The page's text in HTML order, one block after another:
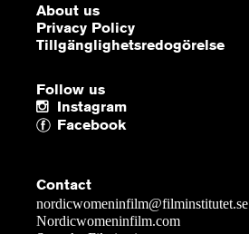
About us
Privacy Policy
Tillgänglighetsredogörelse
Follow us
Instagram
Facebook
Contact
nordicwomeninfilm@filminstitutet.se
Nordicwomeninfilm.com